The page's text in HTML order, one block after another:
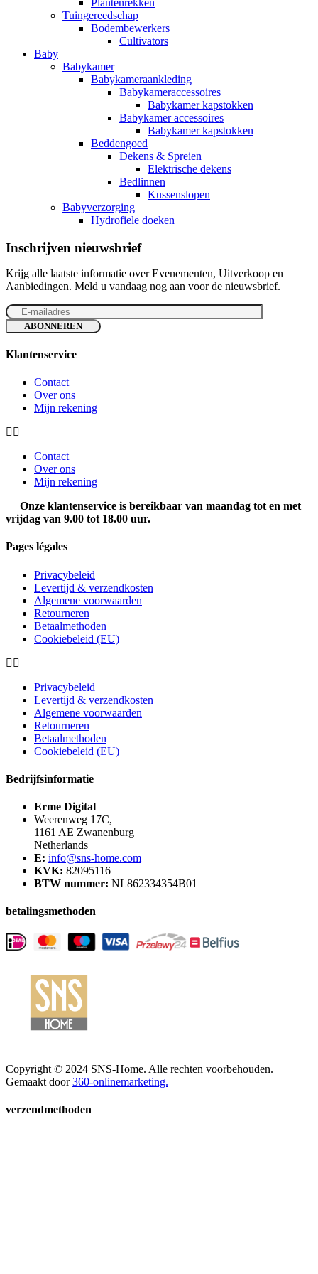
Tuingereedschap
Bodembewerkers
Cultivators
Baby
Babykamer
Babykameraankleding
Babykameraccessoires
Babykamer kapstokken
Babykamer accessoires
Babykamer kapstokken
Beddengoed
Dekens & Spreien
Elektrische dekens
Bedlinnen
Kussenslopen
Babyverzorging
Hydrofiele doeken
Inschrijven nieuwsbrief
Krijg alle laatste informatie over Evenementen, Uitverkoop en
Aanbiedingen. Meld u vandaag nog aan voor de nieuwsbrief.
Klantenservice
Contact
Over ons
Mijn rekening
Contact
Over ons
Mijn rekening
Onze klantenservice is bereikbaar van maandag tot en met
vrijdag van 9.00 tot 18.00 uur.
Pages légales
Privacybeleid
Levertijd & verzendkosten
Algemene voorwaarden
Retourneren
Betaalmethoden
Cookiebeleid (EU)
Privacybeleid
Levertijd & verzendkosten
Algemene voorwaarden
Retourneren
Betaalmethoden
Cookiebeleid (EU)
Bedrijfsinformatie
Erme Digital
Weerenweg 17C,
1161 AE Zwanenburg
Netherlands
E: info@sns-home.com
KVK: 82095116
BTW nummer: NL862334354B01
betalingsmethoden
Copyright © 2024 SNS-Home. Alle rechten voorbehouden.
Gemaakt door360-onlinemarketing.
verzendmethoden